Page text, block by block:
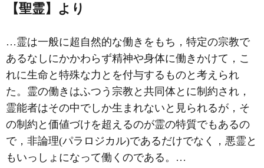
【聖霊】より
…霊は一般に超自然的な働きをもち，特定の宗教で
あるなしにかかわらず精神や身体に働きかけて，こ
れに生命と特殊な力とを付与するものと考えられ
た。霊の働きはふつう宗教と共同体とに制約され，
霊能者はその中でしか生まれないと見られるが，そ
の制約と価値づけを超えるのが霊の特質でもあるの
で，非論理(パラロジカル)であるだけでなく，悪霊と
もいっしょになって働くのである。…